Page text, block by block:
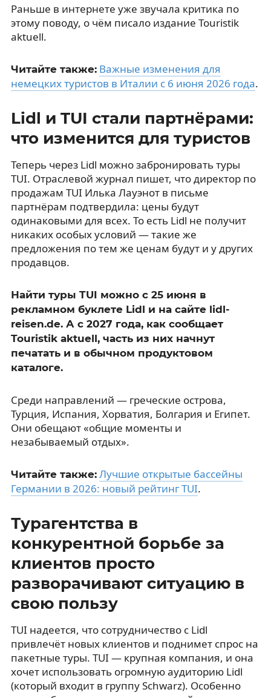
Раньше в интернете уже звучала критика по
этому поводу, о чём писало издание Touristik
aktuell.
Читайте также: Важные изменения для
немецких туристов в Италии с 6 июня 2026 года.
Lidl и TUI стали партнёрами:
что изменится для туристов
Теперь через Lidl можно забронировать туры
TUI. Отраслевой журнал пишет, что директор по
продажам TUI Илька Лауэнот в письме
партнёрам подтвердила: цены будут
одинаковыми для всех. То есть Lidl не получит
никаких особых условий — такие же
предложения по тем же ценам будут и у других
продавцов.
Найти туры TUI можно с 25 июня в
рекламном буклете Lidl и на сайте lidl-
reisen.de. А с 2027 года, как сообщает
Touristik aktuell, часть из них начнут
печатать и в обычном продуктовом
каталоге.
Среди направлений — греческие острова,
Турция, Испания, Хорватия, Болгария и Египет.
Они обещают «общие моменты и
незабываемый отдых».
Читайте также: Лучшие открытые бассейны
Германии в 2026: новый рейтинг TUI.
Турагентства в
конкурентной борьбе за
клиентов просто
разворачивают ситуацию в
свою пользу
TUI надеется, что сотрудничество с Lidl
привлечёт новых клиентов и поднимет спрос на
пакетные туры. TUI — крупная компания, и она
хочет использовать огромную аудиторию Lidl
(который входит в группу Schwarz). Особенно